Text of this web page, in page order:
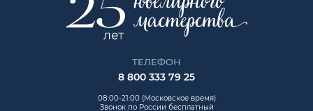
ТЕЛЕФОН
8 800 333 79 25
08:00-21:00 (Московское время)
Звонок по России бесплатный